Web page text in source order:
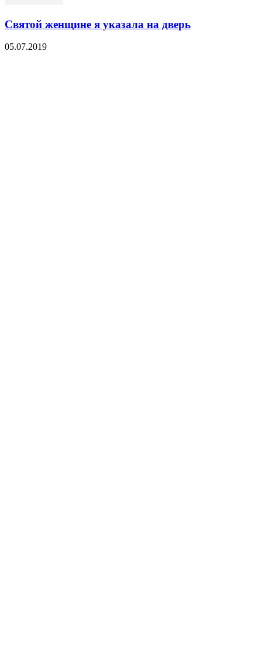
Святой женщине я указала на дверь
05.07.2019